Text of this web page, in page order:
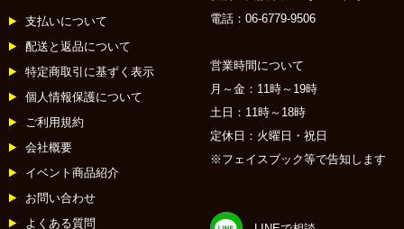
例えば、黒留袖＋振袖＋襦袢が期間中
支払いについて
配送と返品について
特定商取引に基ずく表示
個人情報保護について
ご利用規約
会社概要
イベント商品紹介
お問い合わせ
よくある質問
電話：06-6779-9506
営業時間について
月～金：11時～19時
土日：11時～18時
定休日：火曜日・祝日
※フェイスブック等で告知します